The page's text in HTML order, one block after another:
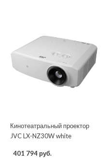
Кинотеатральный проектор
JVC LX-NZ30W white
401 794 руб.